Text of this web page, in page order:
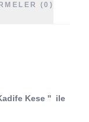
(0)
Kese '' ile